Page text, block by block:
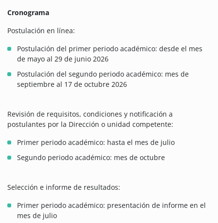
Cronograma
Postulación en línea:
Postulación del primer periodo académico: desde el mes
de mayo al 29 de junio 2026
Postulación del segundo periodo académico: mes de
septiembre al 17 de octubre 2026
Revisión de requisitos, condiciones y notificación a
postulantes por la Dirección o unidad competente:
Primer periodo académico: hasta el mes de julio
Segundo periodo académico: mes de octubre
Selección e informe de resultados:
Primer periodo académico: presentación de informe en el
mes de julio